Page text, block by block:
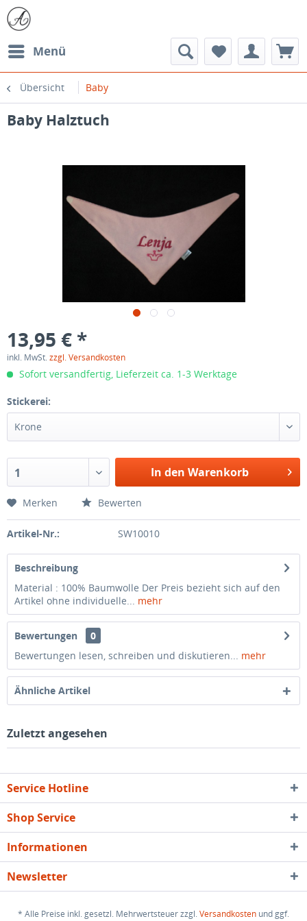
Menü
Übersicht Baby
Baby Halztuch
13,95 € *
inkl. MwSt.zzgl. Versandkosten
Sofort versandfertig, Lieferzeit ca. 1-3 Werktage
Stickerei:
Krone
1 In den Warenkorb
Merken Bewerten
Artikel-Nr.: SW10010
Beschreibung
Material : 100% Baumwolle Der Preis bezieht sich auf den
Artikel ohne individuelle... mehr
Bewertungen
0
Bewertungen lesen, schreiben und diskutieren... mehr
Ähnliche Artikel
Zuletzt angesehen
Service Hotline
Shop Service
Informationen
Newsletter
* Alle Preise inkl. gesetzl. Mehrwertsteuer zzgl.Versandkosten und ggf.